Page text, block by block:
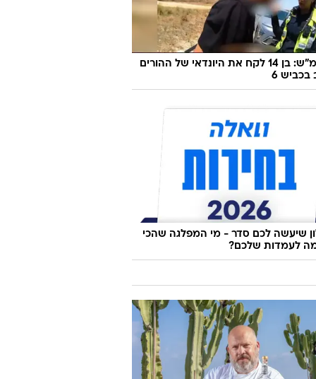
170 קמ"ש: בן 14 לקח את היונדאי של ההורים
בכביש 6
שיעשה לכם סדר - מי המפלגה שהכי
לעמדות שלכם?